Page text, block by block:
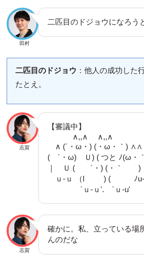
田村
二匹目のドジョウになろう
二匹目のドジョウ ：他人の成功した
たとえ。
志賀
【審議中】
∧,,∧ ∧,,∧
∧ (´・ω・) (・ω・｀) ∧∧
( ´・ω) Ｕ) ( つと ﾉ(ω・
｜ Ｕ ( ´・) (・｀ )
ｕ-ｕ （l ) ( ﾉu-
`ｕ-ｕ'. `ｕ-u'
志賀
確かに。私、立っている場
んのだな